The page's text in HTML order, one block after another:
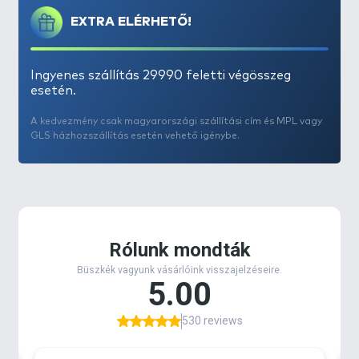
megnövelni etetőanyagunk hatósugarát! A sűrű, de
rendkívül gyorsan oldódó és agresszíven terjedő,
alkohol tartalmú,hidegen sajtolt kukoricacsíra
(CSL) kivonatból készültízesített aroma fajsúlya
nagyobb, mint a vízé, így a
ekkor a halak sem vízközt, hanem a mederfenék
szabad aminosavakat, vitaminokat, ásványi sókat
és étvágyfokozó
betaint is tartalmaz
. Színe
sötétbarna és négy különböző ízesítéssel kerül
Vörös Démon, Mézes Pálinka,
Tenger Kincse, és a Fagyos Ponty.
EXTRA ELÉRHETŐ!
Ingyenes szállítás 29990 feletti végösszeg
esetén.
A kedvezmény csak magyarországi szállítási cím és MPL vagy
GLS házhozszállítás esetén vehető igénybe.